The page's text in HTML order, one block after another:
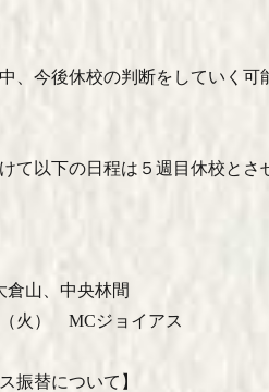
、今後休校の判断をしていく
て以下の日程は５週目休校とさ
倉山、中央林間
（火） MCジョイアス
振替について】